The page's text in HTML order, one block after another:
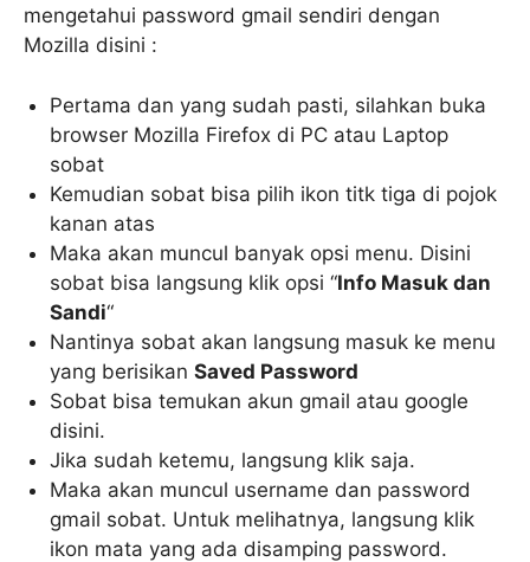
mengetahui password gmail sendiri dengan
Mozilla disini :
Pertama dan yang sudah pasti, silahkan buka
browser Mozilla Firefox di PC atau Laptop
sobat
Kemudian sobat bisa pilih ikon titk tiga di pojok
kanan atas
Maka akan muncul banyak opsi menu. Disini
sobat bisa langsung klik opsi “Info Masuk dan
Sandi“
Nantinya sobat akan langsung masuk ke menu
yang berisikanSaved Password
Sobat bisa temukan akun gmail atau google
disini.
Jika sudah ketemu, langsung klik saja.
Maka akan muncul username dan password
gmail sobat. Untuk melihatnya, langsung klik
ikon mata yang ada disamping password.